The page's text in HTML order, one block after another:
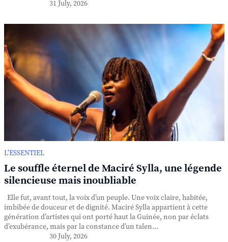
31 July, 2026
L’ESSENTIEL
Le souffle éternel de Maciré Sylla, une légende
silencieuse mais inoubliable
Elle fut, avant tout, la voix d’un peuple. Une voix claire, habitée,
imbibée de douceur et de dignité. Maciré Sylla appartient à cette
génération d’artistes qui ont porté haut la Guinée, non par éclats
d’exubérance, mais par la constance d’un talen...
30 July, 2026